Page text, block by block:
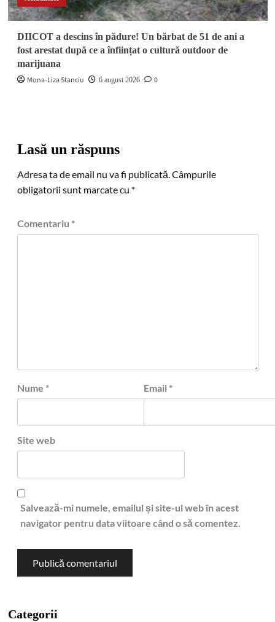
DIICOT a descins în pădure! Un bărbat de 51 de ani a
fost arestat după ce a înființat o cultură outdoor de
marijuana
Mona-Liza Stanciu
6 august 2026 0
Lasă un răspuns
Adresa ta de email nu va fi publicată.Câmpurile
obligatorii sunt marcate cu *
Comentariu *
Nume * Email *
Site web
Salvează-mi numele, emailul și site-ul web în acest
navigator pentru data viitoare când o să comentez.
Categorii